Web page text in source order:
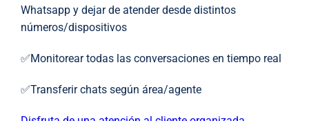
Whatsapp y dejar de atender desde distintos
números/dispositivos
✅Monitorear todas las conversaciones en tiempo real
✅Transferir chats según área/agente